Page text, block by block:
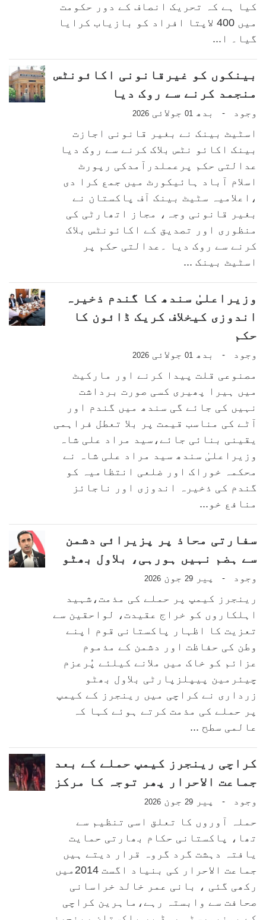
کیا ہے کہ تحریک انصاف کے دور حکومت
میں 400 لاپتا افراد کو بازیاب کرایا
گیا۔ ا...
بینکوں کو غیرقانونی اکائونٹس
منجمد کرنے سے روک دیا
وجود - بدھ 01 جولائی 2026
اسٹیٹ بینک نے بغیر قانونی اجازت
بینک اکائو نٹس بلاک کرنے سے روک دیا
عدالتی حکم پرعملدرآمدکی رپورٹ
اسلام آباد ہائیکورٹ میں جمع کرا دی
،اعلامیہ سٹیٹ بینک آف پاکستان نے
بغیر قانونی وجہ، مجاز اتھارٹی کی
منظوری اور تصدیق کے اکائونٹس بلاک
کرنے سے روک دیا ۔عدالتی حکم پر
اسٹیٹ بینک ...
وزیراعلیٰ سندھ کا گندم ذخیرہ
اندوزی کیخلاف کریک ڈائون کا
حکم
وجود - بدھ 01 جولائی 2026
مصنوعی قلت پیدا کرنے اور مارکیٹ
میں ہیرا پھیری کسی صورت برداشت
نہیں کی جائے گی سندھ میں گندم اور
آٹے کی مناسب قیمت پر بلا تعطل فراہمی
یقینی بنائی جائے،سید مراد علی شاہ
وزیراعلیٰ سندھ سید مراد علی شاہ نے
محکمہ خوراک اور ضلعی انتظامیہ کو
گندم کی ذخیرہ اندوزی اور ناجائز
منافع خو...
سفارتی محاذ پر پزیرائی دشمن
سے ہضم نہیں ہورہی، بلاول بھٹو
وجود - پیر 29 جون 2026
رینجرز کیمپ پر حملے کی مذمت،شہید
اہلکاروں کو خراج عقیدت، لواحقین سے
تعزیت کا اظہار پاکستانی قوم اپنے
وطن کی حفاظت اور دشمن کے مذموم
عزائم کو خاک میں ملانے کیلئے پُرعزم
چیئرمین پیپلزپارٹی بلاول بھٹو
زرداری نے کراچی میں رینجرز کے کیمپ
پر حملے کی مذمت کرتے ہوئے کہا کہ
عالمی سطح ...
کراچی رینجرز کیمپ حملے کے بعد
جماعت الاحرار پھر توجہ کا مرکز
وجود - پیر 29 جون 2026
حملہ آوروں کا تعلق اسی تنظیم سے
تھا، پاکستانی حکام بھارتی حمایت
یافتہ دہشت گرد گروہ قرار دیتے ہیں
جماعت الاحرار کی بنیاد اگست 2014میں
رکھی گئی ، بانی عمر خالد خراسانی
صحافت سے وابستہ رہے،ماہرین کراچی